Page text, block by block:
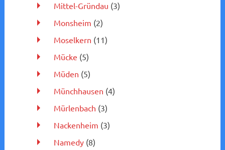
Mittel-Gründau (3)
Monsheim (2)
Moselkern (11)
Mücke (5)
Müden (5)
Münchhausen (4)
Mürlenbach (3)
Nackenheim (3)
Namedy(8)